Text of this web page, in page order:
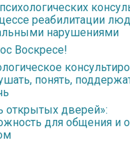
реабилитации
нарушениями
Воскресе!
понять,
открытых дверей»:
для общения и